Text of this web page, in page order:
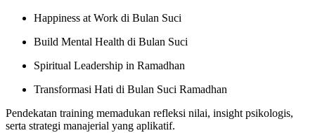
Happiness at Work di Bulan Suci
Build Mental Health di Bulan Suci
Spiritual Leadership in Ramadhan
Transformasi Hati di Bulan Suci Ramadhan
Pendekatan training memadukan refleksi nilai, insight psikologis,
serta strategi manajerial yang aplikatif.